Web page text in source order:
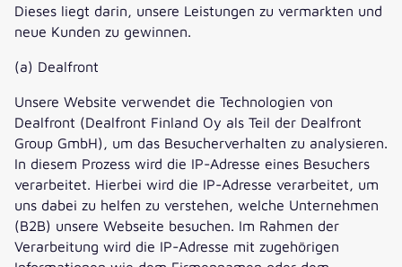
Dieses liegt darin, unsere Leistungen zu vermarkten und
neue Kunden zu gewinnen.
(a) Dealfront
Unsere Website verwendet die Technologien von
Dealfront (Dealfront Finland Oy als Teil der Dealfront
Group GmbH), um das Besucherverhalten zu analysieren.
In diesem Prozess wird die IP-Adresse eines Besuchers
verarbeitet. Hierbei wird die IP-Adresse verarbeitet, um
uns dabei zu helfen zu verstehen, welche Unternehmen
(B2B) unsere Webseite besuchen. Im Rahmen der
Verarbeitung wird die IP-Adresse mit zugehörigen